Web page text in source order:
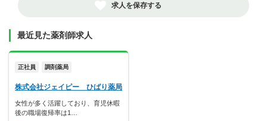
求人を保存する
最近見た薬剤師求人
正社員 調剤薬局
株式会社ジェイピー ひばり薬局
女性が多く活躍しており、育児休暇
後の職場復帰率は1…